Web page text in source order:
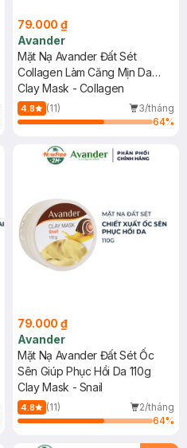
79.000 ₫
Avander
Mặt Nạ Avander Đất Sét
Collagen Làm Căng Mịn Da
110g
Clay Mask - Collagen
4.8 (11)
3/tháng
64%
79.000 ₫
Avander
Mặt Nạ Avander Đất Sét Ốc
Sên Giúp Phục Hồi Da 110g
Clay Mask - Snail
4.8 (11)
2/tháng
64%